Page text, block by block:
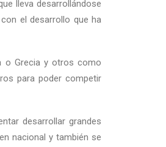
lleva desarrollándose
el desarrollo que ha
o Grecia y otros como
para poder competir
desarrollar grandes
nacional y también se